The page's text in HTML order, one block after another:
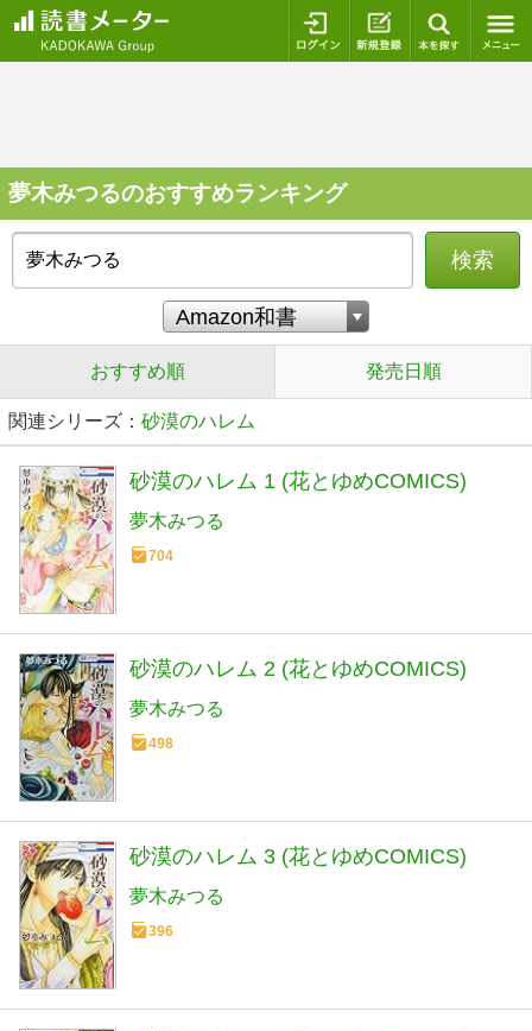
ログイン 新規登録
夢木みつるのおすすめランキング
検索
おすすめ順 発売日順
関連シリーズ： 砂漠のハレム
砂漠のハレム 1 (花とゆめCOMICS)
夢木みつる
704
砂漠のハレム 2 (花とゆめCOMICS)
夢木みつる
498
砂漠のハレム 3 (花とゆめCOMICS)
夢木みつる
396